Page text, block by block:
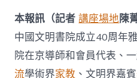
本報訊（記者 講座場地陳
中國文明書院成立40周年
院在京導師和會員代表、
流學術界家教 、文明界嘉賓